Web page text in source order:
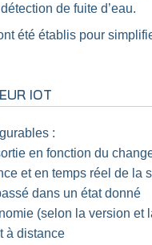
de fuite d’eau.
été établis pour
IOT
:
en fonction du
et en temps réel de la
dans un état donné
(selon la version et
à distance